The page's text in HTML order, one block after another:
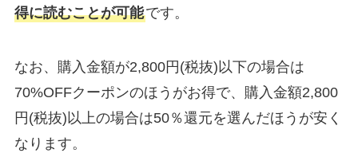
得に読むことが可能です。
なお、購入金額が2,800円(税抜)以下の場合は
70%OFFクーポンのほうがお得で、購入金額2,800
円(税抜)以上の場合は50％還元を選んだほうが安く
なります。